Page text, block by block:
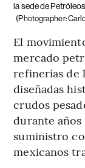
la sede de
(Photographer:
El
mercado
refinerías de
diseñadas
crudos
durante
suministro
mexicanos